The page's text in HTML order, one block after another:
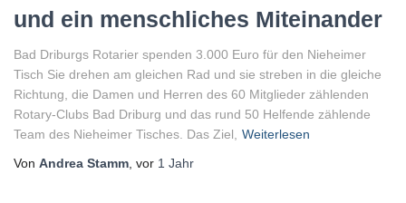
und ein menschliches Miteinander
Bad Driburgs Rotarier spenden 3.000 Euro für den Nieheimer
Tisch Sie drehen am gleichen Rad und sie streben in die gleiche
Richtung, die Damen und Herren des 60 Mitglieder zählenden
Rotary-Clubs Bad Driburg und das rund 50 Helfende zählende
Team des Nieheimer Tisches. Das Ziel,
Weiterlesen
Von Andrea Stamm , vor 1 Jahr